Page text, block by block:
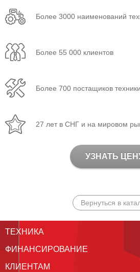
Более 3000 наименований
Более 55 000 клиентов
Более 700 постащиков
27 лет в СНГ и на мировом
УЗНАТЬ
Вернуться в
ТЕХНИКА
ФИНАНСИРОВАНИЕ
КЛИЕНТАМ